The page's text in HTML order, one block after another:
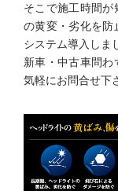
そこで施工時間が
の黄変・劣化を防
システム導入しま
新車・中古車問わ
気軽にお問合せ下